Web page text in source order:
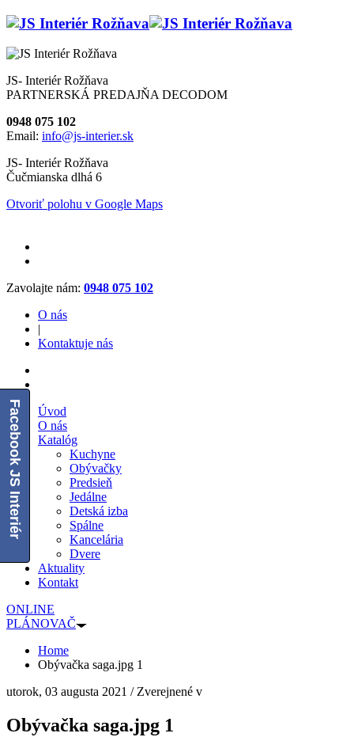
JS- Interiér Rožňava
PARTNERSKÁ PREDAJŇA DECODOM
0948 075 102
Email: info@js-interier.sk
JS- Interiér Rožňava
Čučmianska dlhá 6
Otvoriť polohu v Google Maps
Zavolajte nám: 0948 075 102
O nás
|
Kontaktuje nás
Úvod
O nás
Katalóg
Kuchyne
Obývačky
Predsieň
Jedálne
Detská izba
Spálne
Kancelária
Dvere
Aktuality
Kontakt
ONLINE
PLÁNOVAČ
Home
Obývačka saga.jpg 1
utorok, 03 augusta 2021 /Zverejnené v
Obývačka saga.jpg 1
Facebook JS Interiér